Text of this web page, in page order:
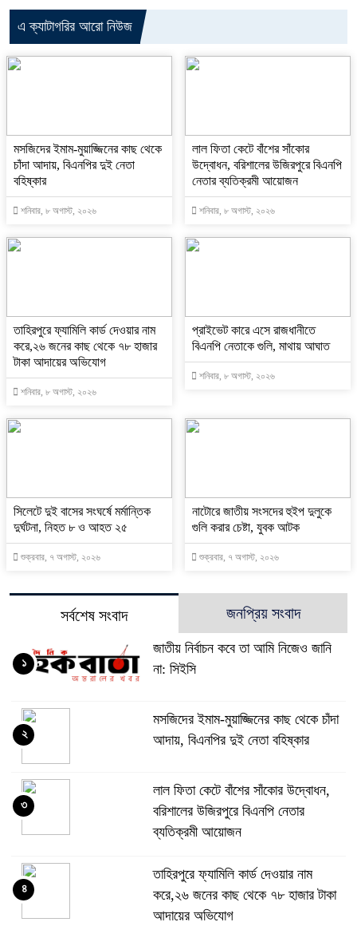
এ ক্যাটাগরির আরো নিউজ
মসজিদের ইমাম-মুয়াজ্জিনের কাছ থেকে
চাঁদা আদায়, বিএনপির দুই নেতা
বহিষ্কার
শনিবার, ৮ অগাস্ট, ২০২৬
‎লাল ফিতা কেটে বাঁশের সাঁকোর
উদ্বোধন, বরিশালের উজিরপুরে বিএনপি
নেতার ব্যতিক্রমী আয়োজন
শনিবার, ৮ অগাস্ট, ২০২৬
তাহিরপুরে ফ্যামিলি কার্ড দেওয়ার নাম
করে,২৬ জনের কাছ থেকে ৭৮ হাজার
টাকা আদায়ের অভিযোগ
শনিবার, ৮ অগাস্ট, ২০২৬
প্রাইভেট কারে এসে রাজধানীতে
বিএনপি নেতাকে গুলি, মাথায় আঘাত
শনিবার, ৮ অগাস্ট, ২০২৬
সিলেটে দুই বাসের সংঘর্ষে মর্মান্তিক
দুর্ঘটনা, নিহত ৮ ও আহত ২৫
শুক্রবার, ৭ অগাস্ট, ২০২৬
নাটোরে জাতীয় সংসদের হুইপ দুলুকে
গুলি করার চেষ্টা, যুবক আটক
শুক্রবার, ৭ অগাস্ট, ২০২৬
সর্বশেষ সংবাদ জনপ্রিয় সংবাদ
জাতীয় নির্বাচন কবে তা আমি নিজেও জানি
না: সিইসি
১
মসজিদের ইমাম-মুয়াজ্জিনের কাছ থেকে চাঁদা
আদায়, বিএনপির দুই নেতা বহিষ্কার
২
‎লাল ফিতা কেটে বাঁশের সাঁকোর উদ্বোধন,
বরিশালের উজিরপুরে বিএনপি নেতার
ব্যতিক্রমী আয়োজন
৩
তাহিরপুরে ফ্যামিলি কার্ড দেওয়ার নাম
করে,২৬ জনের কাছ থেকে ৭৮ হাজার টাকা
আদায়ের অভিযোগ
৪